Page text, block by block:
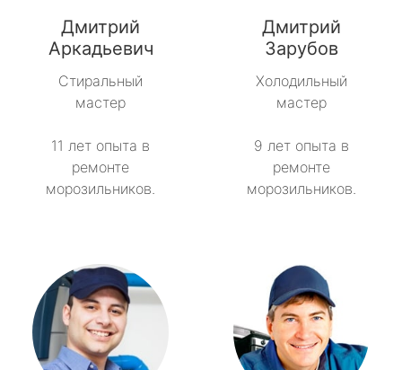
Дмитрий
Аркадьевич
Стиральный
мастер
11 лет опыта в
ремонте
морозильников.
Дмитрий
Зарубов
Холодильный
мастер
9 лет опыта в
ремонте
морозильников.